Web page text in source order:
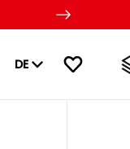
DE